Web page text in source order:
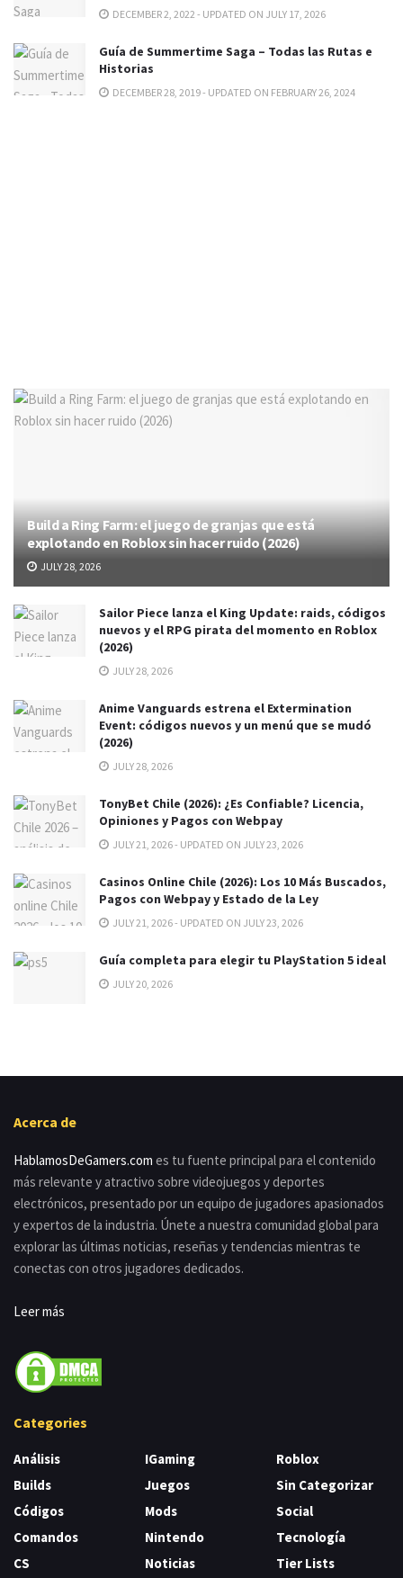
DECEMBER 2, 2022 - UPDATED ON JULY 17, 2026
Guía de Summertime Saga – Todas las Rutas e
Historias
DECEMBER 28, 2019 - UPDATED ON FEBRUARY 26, 2024
Build a Ring Farm: el juego de granjas que está
explotando en Roblox sin hacer ruido (2026)
JULY 28, 2026
Sailor Piece lanza el King Update: raids, códigos
nuevos y el RPG pirata del momento en Roblox
(2026)
JULY 28, 2026
Anime Vanguards estrena el Extermination
Event: códigos nuevos y un menú que se mudó
(2026)
JULY 28, 2026
TonyBet Chile (2026): ¿Es Confiable? Licencia,
Opiniones y Pagos con Webpay
JULY 21, 2026 - UPDATED ON JULY 23, 2026
Casinos Online Chile (2026): Los 10 Más Buscados,
Pagos con Webpay y Estado de la Ley
JULY 21, 2026 - UPDATED ON JULY 23, 2026
Guía completa para elegir tu PlayStation 5 ideal
JULY 20, 2026
Acerca de
HablamosDeGamers.com es tu fuente principal para el contenido
más relevante y atractivo sobre videojuegos y deportes
electrónicos, presentado por un equipo de jugadores apasionados
y expertos de la industria. Únete a nuestra comunidad global para
explorar las últimas noticias, reseñas y tendencias mientras te
conectas con otros jugadores dedicados.
Leer más
Categories
Análisis
Builds
Códigos
Comandos
CS
IGaming
Juegos
Mods
Nintendo
Noticias
Roblox
Sin Categorizar
Social
Tecnología
Tier Lists